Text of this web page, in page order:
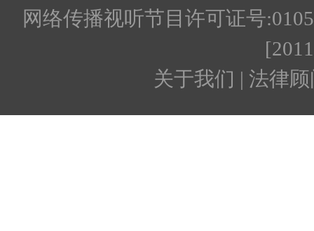
网络传播视听节目许可证号
关于我们 | 法律